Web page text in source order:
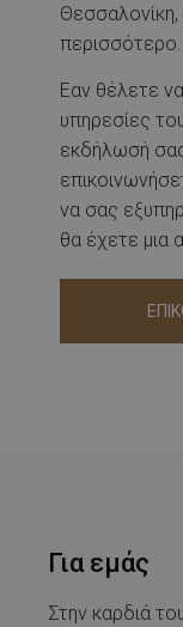
περισσότερο.
Εαν θέλετε
υπηρεσίες
εκδήλωσή
να σας
θα έχετε μια
Για εμάς
Στην καρδιά